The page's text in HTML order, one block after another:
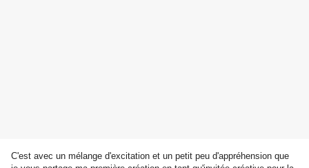
C'est avec un mélange d'excitation et un petit peu d'appréhension que